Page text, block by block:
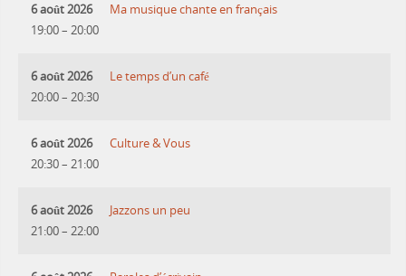
6 août 2026
19:00– 20:00
Ma musique chante en français
6 août 2026
20:00– 20:30
Le temps d’un café
6 août 2026
20:30– 21:00
Culture & Vous
6 août 2026
21:00– 22:00
Jazzons un peu